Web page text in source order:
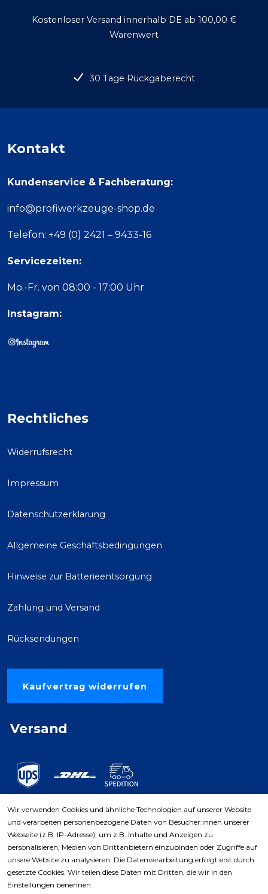
Kostenloser Versand innerhalb DE ab 100,00 €
Warenwert
30 Tage Rückgaberecht
Kontakt
Kundenservice & Fachberatung:
info@profiwerkzeuge-shop.de
Telefon: +49 (0) 2421 – 9433-16
Servicezeiten:
Mo.-Fr. von 08:00 - 17:00 Uhr
Instagram:
Rechtliches
Widerrufsrecht
Impressum
Datenschutzerklärung
Allgemeine Geschäftsbedingungen
Hinweise zur Batterieentsorgung
Zahlung und Versand
Rücksendungen
Kaufvertrag widerrufen
Versand
Zahlungsarten
Wir verwenden Cookies und ähnliche Technologien auf unserer Website
und verarbeiten personenbezogene Daten von Besucher:innen unserer
Webseite (z.B. IP-Adresse), um z.B. Inhalte und Anzeigen zu
personalisieren, Medien von Drittanbietern einzubinden oder Zugriffe auf
unsere Website zu analysieren. Die Datenverarbeitung erfolgt erst durch
gesetzte Cookies. Wir teilen diese Daten mit Dritten, die wir in den
Einstellungen benennen.